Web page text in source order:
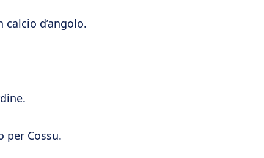
calcio d’angolo.
per Cossu.